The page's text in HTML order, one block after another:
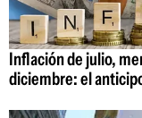
Inflación de julio,
diciembre: el